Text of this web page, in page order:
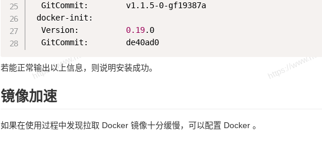
  GitCommit:        v1.1.5-0-gf19387a
docker-init:
  Version:
0.19.0
  GitCommit:        de40ad0
若能正常输出以上信息，则说明安装成功。
镜像加速
如果在使用过程中发现拉取 Docker 镜像十分缓慢，可以配置 Docker 。